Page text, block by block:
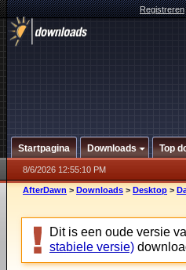
Registreren
Startpagina Downloads Top
8/6/2026 12:55:10 PM
AfterDawn > Downloads > Desktop >
Dit is een oude versie
stabiele versie)